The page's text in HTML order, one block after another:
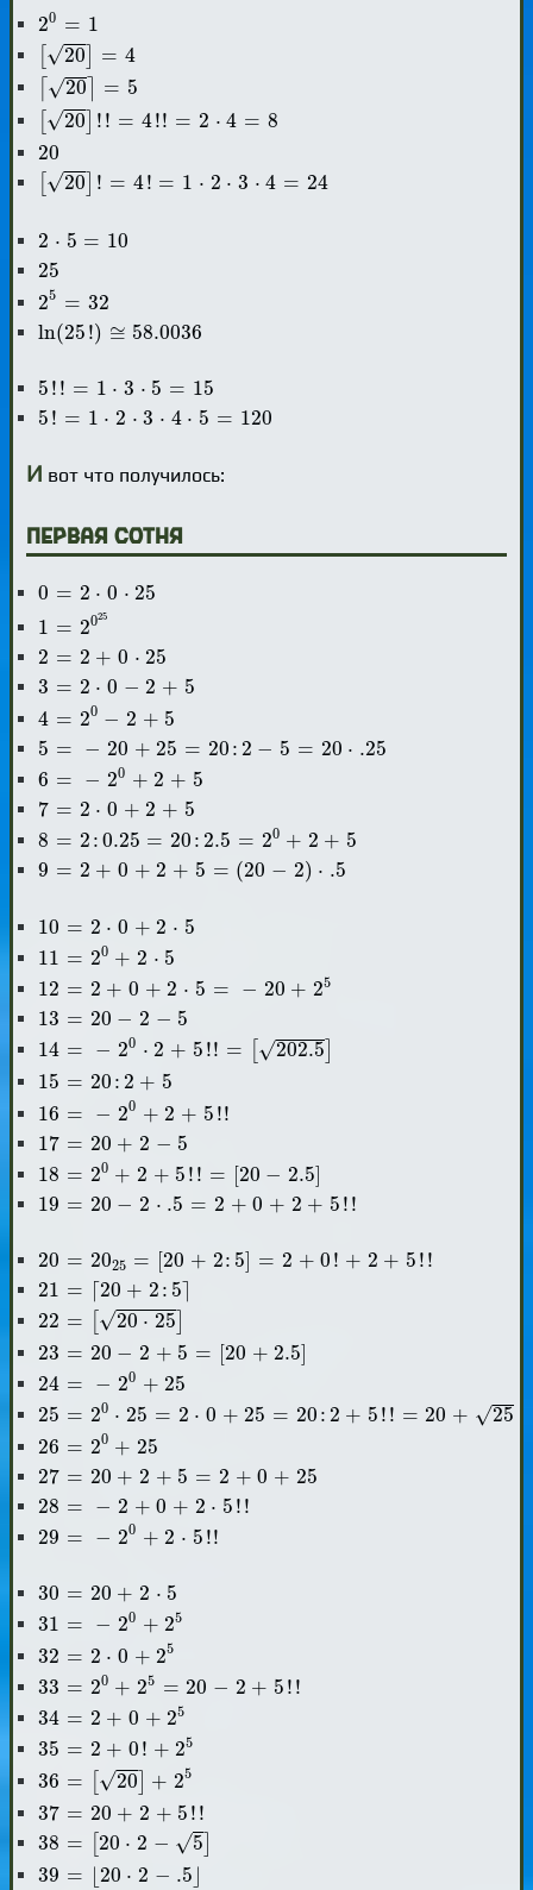
20 = 1
20
√20 = 4
[20]=4
√20 = 5
⌈20⌉=5
√20 !! = 4!! = 2 ⋅ 4 = 8
[20]!!=4 ⋅ 4=
20
20
√20 ! = 4! = 1 ⋅ 2 ⋅ 3 ⋅ 4 = 24
[20]!= 4 ⋅2 4= 24
2 ⋅ 5 = 10
2 5= 10
25
25
25 = 32
25 32
ln(25!) ≅ 58.0036
ln (25 !)≅58.0036
5!! = 1 ⋅ 3 ⋅ 5 = 15
5 ! != 1⋅ 3⋅ =15
5! = 1 ⋅ 2 ⋅ 3 ⋅ 4 ⋅ 5 = 120
5 ! =1⋅ 2 ⋅4 5= 120
И вот что получилось:
Первая сотня
0 = 2 ⋅ 0 ⋅ 25
0 =2 0 25
1 = 2025
25
2 = 2 + 0 ⋅ 25
2 =2 +0 25
3 = 2 ⋅ 0 − 2 + 5
3 =2 0 2+
4 = 20 − 2 + 5
4 0-2
5 = − 20 + 25 = 20: 2 − 5 = 20 ⋅ .25
5 25= 20:2 20 ⋅ .25
6 = − 20 + 2 + 5
6 2+
7 = 2 ⋅ 0 + 2 + 5
7 0 2+ 5
8 = 2:0.25 = 20: 2.5 = 20 + 2 + 5
8 0.25 =20 2.5= 20 + 5
9 = 2 + 0 + 2 + 5 = (20 − 2) ⋅ .5
9 +0 + 2+ = (20 2)
10 = 2 ⋅ 0 + 2 ⋅ 5
10 0 2⋅ 5
11 = 20 + 2 ⋅ 5
11 0+2
12 = 2 + 0 + 2 ⋅ 5 = − 20 + 25
12 +0 ⋅5 20 +2
13 = 20 − 2 − 5
13 =20-2
14 = − 20 ⋅ 2 + 5!! = √202.5
14 2+5 != 202.5
15 = 20: 2 + 5
15 =20:2 + 5
16 = − 20 + 2 + 5!!
16 2+
17 = 20 + 2 − 5
17 20+2 -
18 = 20 + 2 + 5!! = [20 − 2.5]
18 0+2 5! 20 - ]
19 = 20 − 2 ⋅ .5 = 2 + 0 + 2 + 5!!
19 20-2 = 0 +5 !
20 = 2025 = [20 + 2: 5] = 2 + 0! + 2 + 5!!
20 2025 20+2 5 =2 +0 + !
21 = ⌈20 + 2: 5⌉
21 20+2 5 ⌉
22 = √20 ⋅ 25
22 20 25]
23 = 20 − 2 + 5 = [20 + 2.5]
23 20-2 = 20+ ]
24 = − 20 + 25
24 25
25 = 20 ⋅ 25 = 2 ⋅ 0 + 25 = 20: 2 + 5!! = 20 + √25
25 0⋅25 =2 25 =20 2+ =20 +25
26 = 20 + 25
26 0+25
27 = 20 + 2 + 5 = 2 + 0 + 25
27 20+2 + 5= 2+ 0 25
28 = − 2 + 0 + 2 ⋅ 5!!
28 +2 ⋅5 !!
29 = − 20 + 2 ⋅ 5!!
29 2⋅5
30 = 20 + 2 ⋅ 5
30 =20+2 ⋅5
31 = − 20 + 25
31 25
32 = 2 ⋅ 0 + 25
32 0 25
33 = 20 + 25 = 20 − 2 + 5!!
33 0+2 =20 + 5
34 = 2 + 0 + 25
34 +0 5
35 = 2 + 0! + 25
35 +0 25
36 = √20 + 25
36 20 +25
37 = 20 + 2 + 5!!
37 20+2 + 5!!
38 = 20 ⋅ 2 − √5
38 20⋅2 5]
39 = ⌊ 20 ⋅ 2 − .5 ⌋
39 20⋅2 .5⌋